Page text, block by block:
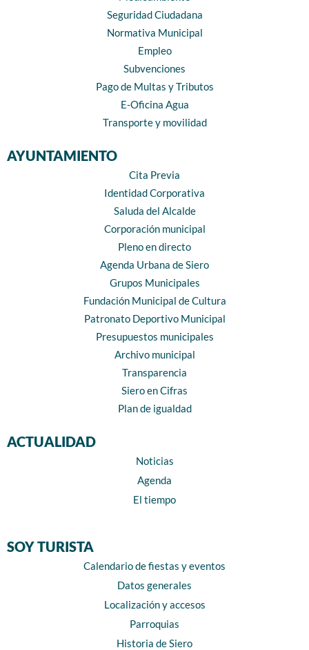
Seguridad Ciudadana
Normativa Municipal
Empleo
Subvenciones
Pago de Multas y Tributos
E-Oficina Agua
Transporte y movilidad
AYUNTAMIENTO
Cita Previa
Identidad Corporativa
Saluda del Alcalde
Corporación municipal
Pleno en directo
Agenda Urbana de Siero
Grupos Municipales
Fundación Municipal de Cultura
Patronato Deportivo Municipal
Presupuestos municipales
Archivo municipal
Transparencia
Siero en Cifras
Plan de igualdad
ACTUALIDAD
Noticias
Agenda
El tiempo
SOY TURISTA
Calendario de fiestas y eventos
Datos generales
Localización y accesos
Parroquias
Historia de Siero